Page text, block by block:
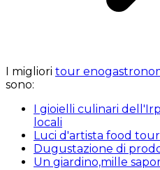
I migliori tour
sono:
I gioielli culinari
locali
Luci d'artista food tour
Dugustazione di
Un giardino,mille